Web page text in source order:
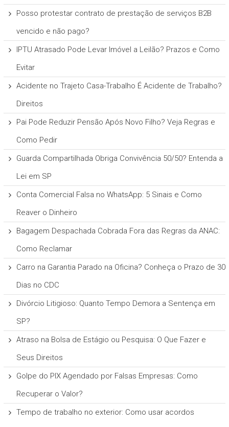
Posso protestar contrato de prestação de serviços B2B
vencido e não pago?
IPTU Atrasado Pode Levar Imóvel a Leilão? Prazos e Como
Evitar
Acidente no Trajeto Casa-Trabalho É Acidente de Trabalho?
Direitos
Pai Pode Reduzir Pensão Após Novo Filho? Veja Regras e
Como Pedir
Guarda Compartilhada Obriga Convivência 50/50? Entenda a
Lei em SP
Conta Comercial Falsa no WhatsApp: 5 Sinais e Como
Reaver o Dinheiro
Bagagem Despachada Cobrada Fora das Regras da ANAC:
Como Reclamar
Carro na Garantia Parado na Oficina? Conheça o Prazo de 30
Dias no CDC
Divórcio Litigioso: Quanto Tempo Demora a Sentença em
SP?
Atraso na Bolsa de Estágio ou Pesquisa: O Que Fazer e
Seus Direitos
Golpe do PIX Agendado por Falsas Empresas: Como
Recuperar o Valor?
Tempo de trabalho no exterior: Como usar acordos